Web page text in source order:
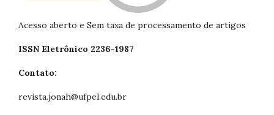
Acesso aberto e Sem taxa de processamento de artigos
ISSN Eletrônico 2236-1987
Contato:
revista.jonah@ufpel.edu.br